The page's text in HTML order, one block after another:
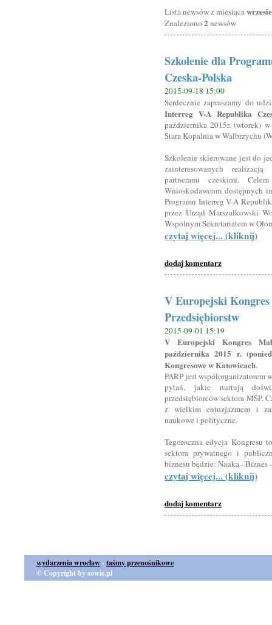
Lista newsów z miesiąca
Znaleziono 2 newsów
Szkolenie dla
Czeska-Polska
2015-09-18 15:00
Serdecznie zapraszamy do
Interreg V-A Republika
października 2015r. (wtorek)
Stara Kopalnia w Wałbrzychu
Szkolenie skierowane jest do
zainteresowanych
partnerami czeskimi.
Wnioskodawcom dostępnych
Programu Interreg V-A
przez Urząd Marszałkowski
Wspólnym Sekretariatem w
czytaj więcej... (kliknij)
dodaj komentarz
V Europejski
Przedsiębiorstw
2015-09-01 15:19
V Europejski Kongres
października 2015 r.
Kongresowe w Katowicach.
PARP jest
pytań, jakie nurtują
przedsiębiorców sektora MŚP.
z wielkim entuzjazmem i
naukowe i polityczne.
Tegoroczna edycja Kongresu
sektora prywatnego i
biznesu będzie: Nauka - Biznes
czytaj więcej... (kliknij)
dodaj komentarz
wydarzenia wrocław-taśmy przenośnikowe
© Copyright by sowie.pl